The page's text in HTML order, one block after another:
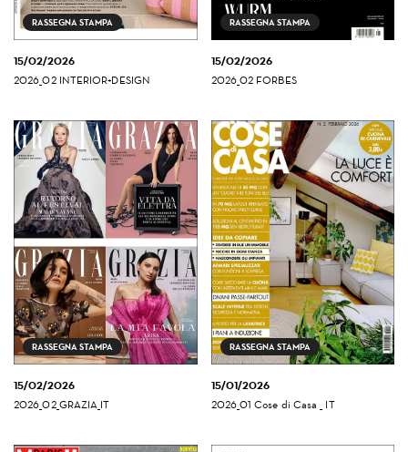
RASSEGNA STAMPA
15/02/2026
2026_02 INTERIOR+DESIGN
RASSEGNA STAMPA
15/02/2026
2026_02 FORBES
RASSEGNA STAMPA
15/02/2026
2026_02_GRAZIA_IT
RASSEGNA STAMPA
15/01/2026
2026_01 Cose di Casa _ IT